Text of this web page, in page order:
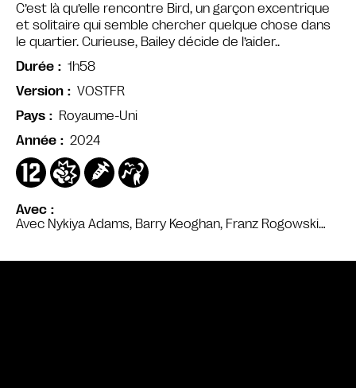
Avec
Avec Nykiya Adams, Barry Keoghan, Franz Rogowski…
C’est là qu’elle rencontre Bird, un garçon excentrique
et solitaire qui semble chercher quelque chose dans
le quartier. Curieuse, Bailey décide de l’aider..
Durée
1h58
Version
VOSTFR
Pays
Royaume-Uni
Année
2024